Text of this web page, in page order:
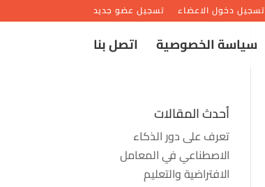
تسجيل دخول الاعضاء تسجيل عضو جديد
سياسة الخصوصية اتصل بنا
أحدث المقالات
تعرف على دور الذكاء
الاصطناعي في المعامل
الافتراضية والتعليم